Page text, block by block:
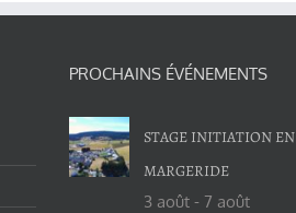
PROCHAINS ÉVÉNEMENTS
STAGE INITIATION EN
MARGERIDE
3 août - 7 août